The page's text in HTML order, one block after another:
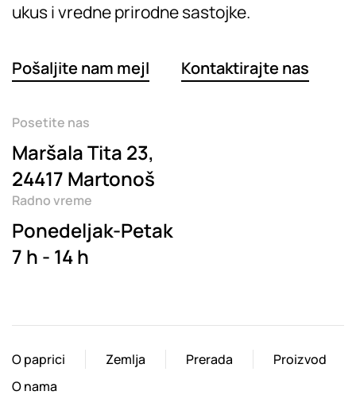
ukus i vredne prirodne sastojke.
Pošaljite nam mejl Kontaktirajte nas
Posetite nas
Maršala Tita 23,
24417 Martonoš
Radno vreme
Ponedeljak-Petak
7 h - 14 h
O paprici Zemlja Prerada
Proizvod
O nama